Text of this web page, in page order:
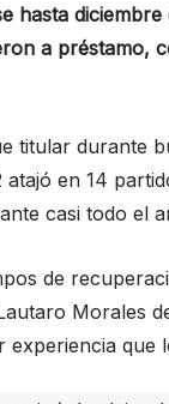
hasta
a préstamo,
titular durante
atajó en 14
casi todo el
de
Morales
experiencia